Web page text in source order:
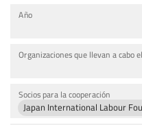
Año
Organizaciones que llevan a cabo
Socios para la cooperación
Japan International Labour